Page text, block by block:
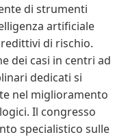
di strumenti
artificiale
di rischio.
dei casi in centri ad
dedicati si
nel miglioramento
Il congresso
specialistico sulle